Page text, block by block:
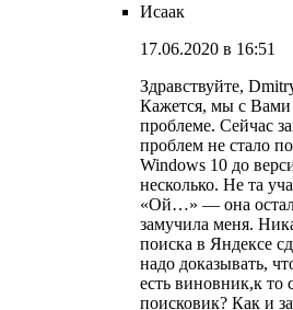
Исаак
17.06.2020 в 16:51
Здравствуйте,
Кажется, мы с Вами
проблеме. Сейчас
проблем не стало
Windows 10 до
несколько. Не та
«Ой…» — она
замучила меня.
поиска в Яндексе
надо доказывать,
есть виновник,к то
поисковик? Как и